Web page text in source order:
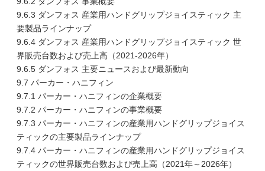
9.6.3 ダンフォス 産業用ハンドグリップジョイスティック 主
要製品ラインナップ
9.6.4 ダンフォス 産業用ハンドグリップジョイスティック 世
界販売台数および売上高（2021-2026年）
9.6.5 ダンフォス 主要ニュースおよび最新動向
9.7 パーカー・ハニフィン
9.7.1 パーカー・ハニフィンの企業概要
9.7.2 パーカー・ハニフィンの事業概要
9.7.3 パーカー・ハニフィンの産業用ハンドグリップジョイス
ティックの主要製品ラインナップ
9.7.4 パーカー・ハニフィンの産業用ハンドグリップジョイス
ティックの世界販売台数および売上高（2021年～2026年）